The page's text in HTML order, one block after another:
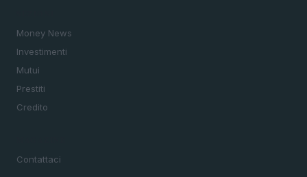
Money News
Investimenti
Mutui
Prestiti
Credito
Contattaci